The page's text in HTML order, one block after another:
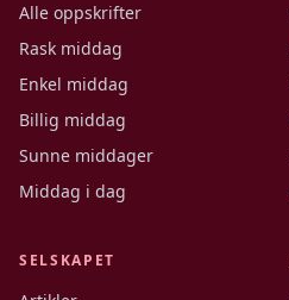
Alle oppskrifter
Rask middag
Enkel middag
Billig middag
Sunne middager
Middag i dag
SELSKAPET